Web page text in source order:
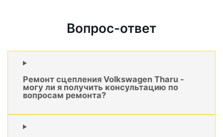
Вопрос-ответ
Ремонт сцепления Volkswagen Tharu -
могу ли я получить консультацию по
вопросам ремонта?